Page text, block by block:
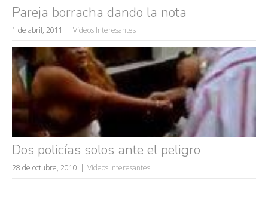
Pareja borracha dando la nota
1 de abril, 2011 Vídeos Interesantes
Dos policías solos ante el peligro
28 de octubre, 2010 Vídeos Interesantes